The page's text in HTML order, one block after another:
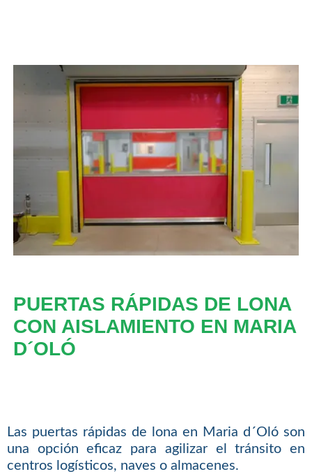
PUERTAS RÁPIDAS DE LONA
CON AISLAMIENTO EN MARIA
D´OLÓ
Las puertas rápidas de lona en Maria d´Oló son
una opción eficaz para agilizar el tránsito en
centros logísticos, naves o almacenes.